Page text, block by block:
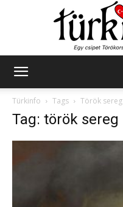
Türkinfo
Tags Török sereg
Tag: török sereg